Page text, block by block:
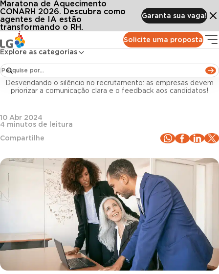
Solicite uma proposta
Explore as categorias
Maratona de Aquecimento
CONARH 2026. Descubra como
agentes de IA estão
transformando o RH.
Garanta sua vaga!
Conteúdos Blog LG
Job ghosting: entenda por que o RH deve evitar essa prática
Gestão de pessoas
Job ghosting: entenda por que o RH deve evitar
essa prática
Desvendando o silêncio no recrutamento: as empresas devem
priorizar a comunicação clara e o feedback aos candidatos!
10 Abr 2024
4 minutos de leitura
Compartilhe